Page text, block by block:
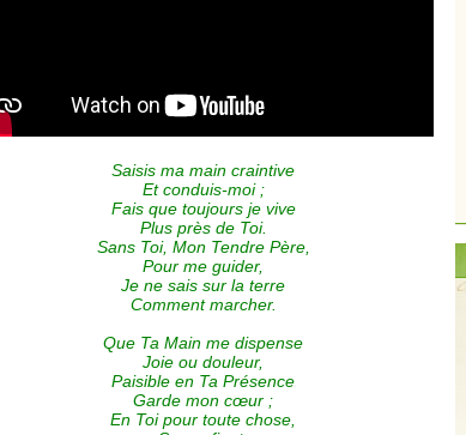
Saisis ma main craintive
Et conduis-moi ;
Fais que toujours je vive
Plus près de Toi.
Sans Toi, Mon Tendre Père,
Pour me guider,
Je ne sais sur la terre
Comment marcher.
Que Ta Main me dispense
Joie ou douleur,
Paisible en Ta Présence
Garde mon cœur ;
En Toi pour toute chose,